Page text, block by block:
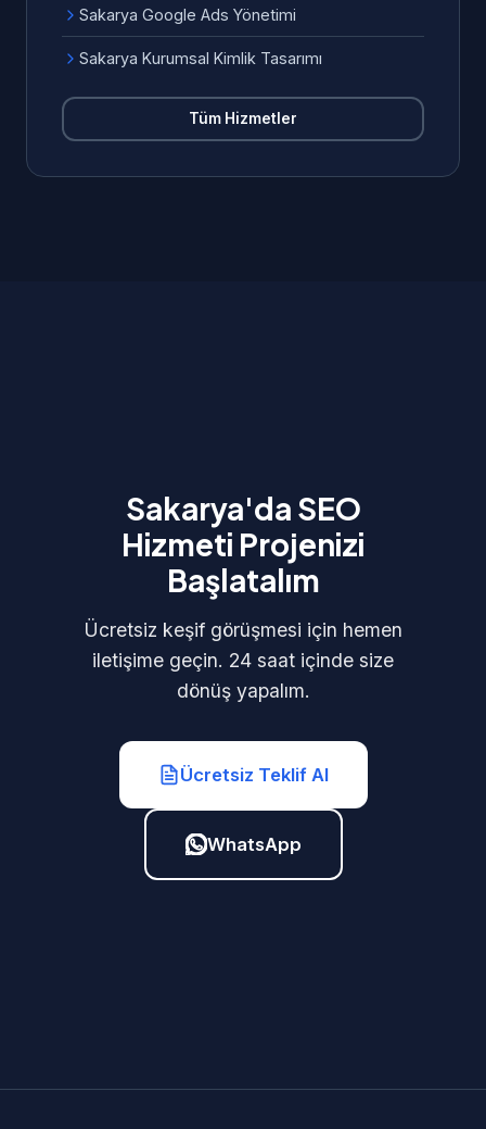
Sakarya Google Ads Yönetimi
Sakarya Kurumsal Kimlik Tasarımı
Tüm Hizmetler
Sakarya'da SEO
Hizmeti Projenizi
Başlatalım
Ücretsiz keşif görüşmesi için hemen
iletişime geçin. 24 saat içinde size
dönüş yapalım.
Ücretsiz Teklif Al
WhatsApp